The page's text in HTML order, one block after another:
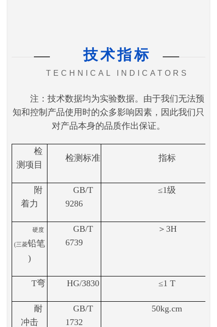
技术指标
TECHNICAL INDICATORS
注：技术数据均为实验数据。由于我们无法预
知和控制产品使用时的众多影响因素，因此我们只
对产品本身的品质作出保证。
检
测项目
检测标准 指标
附
着力
GB/T
9286
≤1级
硬度
(三菱铅笔
)
GB/T
6739
＞ 3H
T弯 HG/3830 ≤1 T
耐
冲击
GB/T
1732
50kg.cm